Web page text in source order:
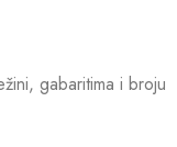
gabaritima i broju